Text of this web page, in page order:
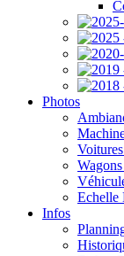
Photos
Echelle
Infos